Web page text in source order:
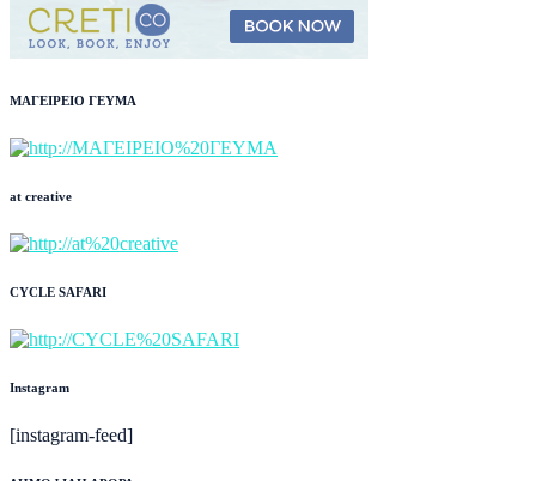
ΜΑΓΕΙΡΕΙΟ ΓΕΥΜΑ
at creative
CYCLE SAFARI
Instagram
[instagram-feed]